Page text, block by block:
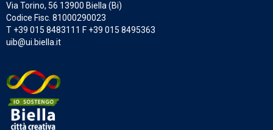
Via Torino, 56 13900 Biella (Bi)
Codice Fisc. 81000290023
T +39 015 8483111 F +39 015 8495363
uib@ui.biella.it